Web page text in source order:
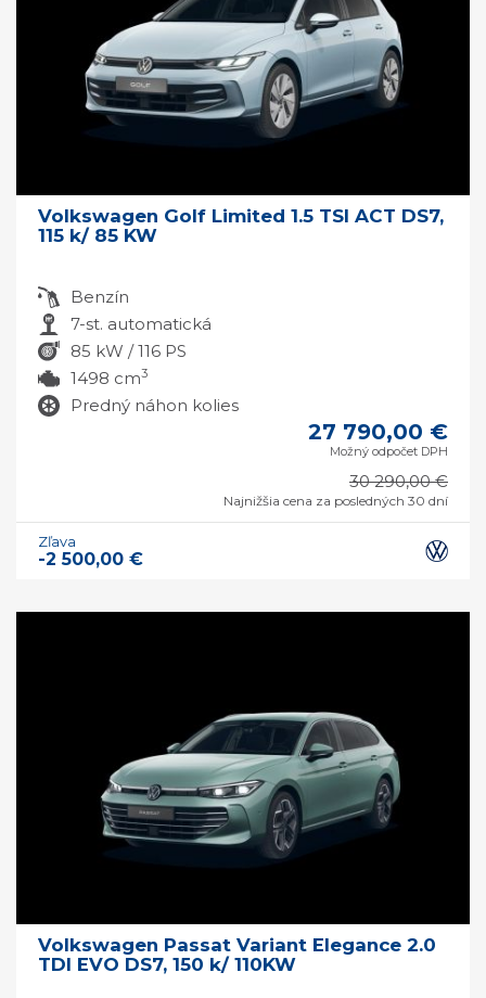
Volkswagen Golf Limited 1.5 TSI ACT DS7,
115 k/ 85 KW
Benzín
7-st. automatická
85 kW / 116 PS
1498 cm3
Predný náhon kolies
27 790,00 €
Možný odpočet DPH
30 290,00 €
Najnižšia cena za posledných 30 dní
Zľava
-2 500,00 €
Volkswagen Passat Variant Elegance 2.0
TDI EVO DS7, 150 k/ 110KW